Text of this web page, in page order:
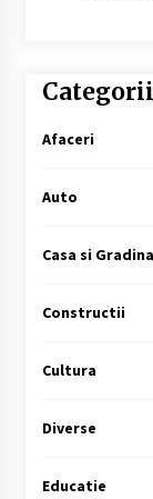
Categorii
Afaceri
Auto
Casa si Gradina
Constructii
Cultura
Diverse
Educatie